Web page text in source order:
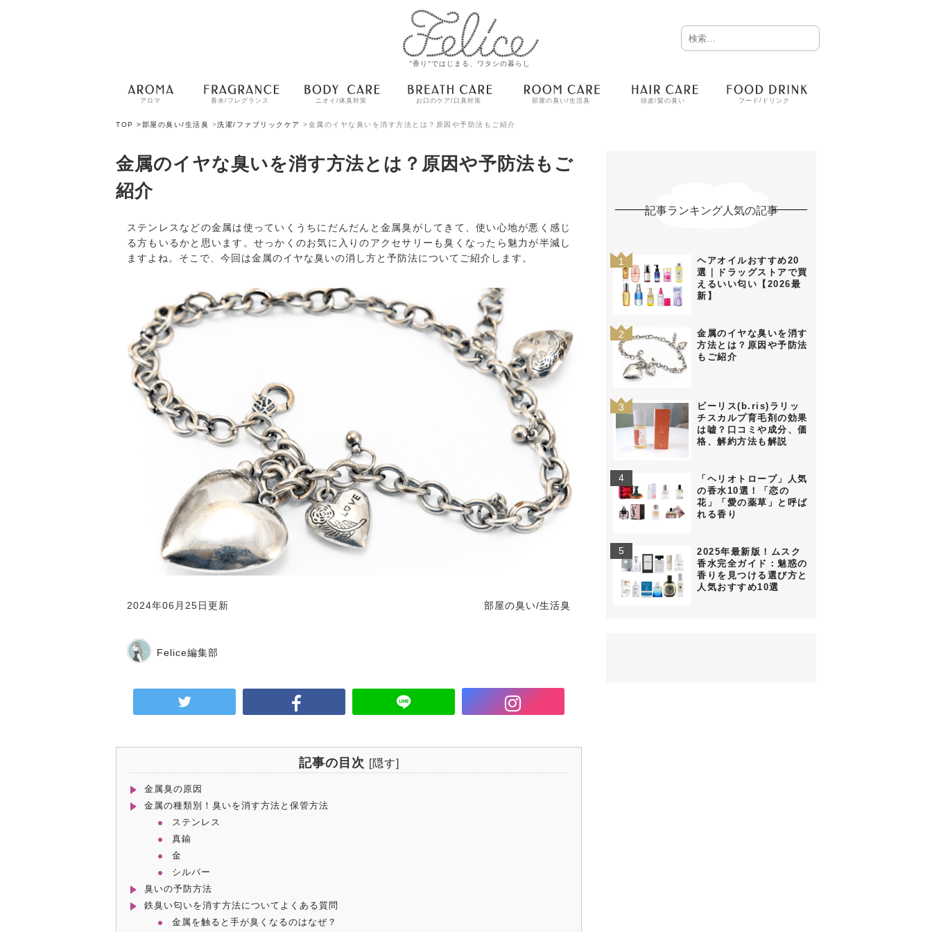
"香り"ではじまる、ワタシの暮らし
アロマ 香水/フレグランス ニオイ/体臭対策 お口のケア/口臭対策 部屋の臭い/生活臭 頭皮/髪の臭い フード/ドリンク
TOP >部屋の臭い/生活臭 >洗濯/ファブリックケア >金属のイヤな臭いを消す方法とは？原因や予防法もご紹介
金属のイヤな臭いを消す方法とは？原因や予防法もご
紹介
ステンレスなどの金属は使っていくうちにだんだんと金属臭がしてきて、使い心地が悪く感じ
る方もいるかと思います。せっかくのお気に入りのアクセサリーも臭くなったら魅力が半減し
ますよね。そこで、今回は金属のイヤな臭いの消し方と予防法についてご紹介します。
2024年06月25日更新 部屋の臭い/生活臭
Felice編集部
記事の目次 [隠す]
金属臭の原因
金属の種類別！臭いを消す方法と保管方法
ステンレス
真鍮
金
シルバー
臭いの予防方法
鉄臭い匂いを消す方法についてよくある質問
金属を触ると手が臭くなるのはなぜ？
記事ランキング人気の記事
ヘアオイルおすすめ20
選｜ドラッグストアで買
えるいい匂い【2026最
新】
金属のイヤな臭いを消す
方法とは？原因や予防法
もご紹介
ビーリス(b.ris)ラリッ
チスカルプ育毛剤の効果
は嘘？口コミや成分、価
格、解約方法も解説
「ヘリオトロープ」人気
の香水10選！「恋の
花」「愛の薬草」と呼ば
れる香り
2025年最新版！ムスク
香水完全ガイド：魅惑の
香りを見つける選び方と
人気おすすめ10選